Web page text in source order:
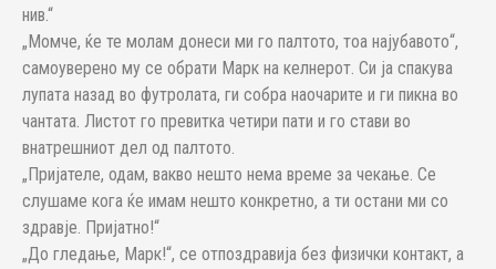
нив.“
„Момче, ќе те молам донеси ми го палтото, тоа најубавото“,
самоуверено му се обрати Марк на келнерот. Си ја спакува
лупата назад во футролата, ги собра наочарите и ги пикна во
чантата. Листот го превитка четири пати и го стави во
внатрешниот дел од палтото.
„Пријателе, одам, вакво нешто нема време за чекање. Се
слушаме кога ќе имам нешто конкретно, а ти остани ми со
здравје. Пријатно!“
„До гледање, Марк!“, се отпоздравија без физички контакт, а